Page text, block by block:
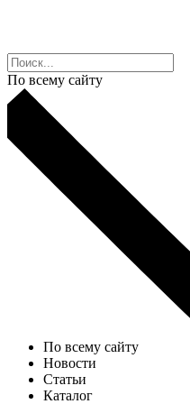
По всему сайту
По всему сайту
Новости
Статьи
Каталог